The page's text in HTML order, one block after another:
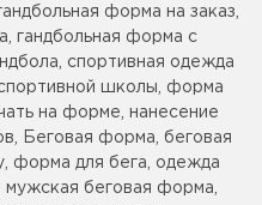
форма на заказ,
гандбольная форма с
спортивная одежда
школы, форма
на форме, нанесение
Беговая форма, беговая
форма для бега, одежда
мужская беговая форма,